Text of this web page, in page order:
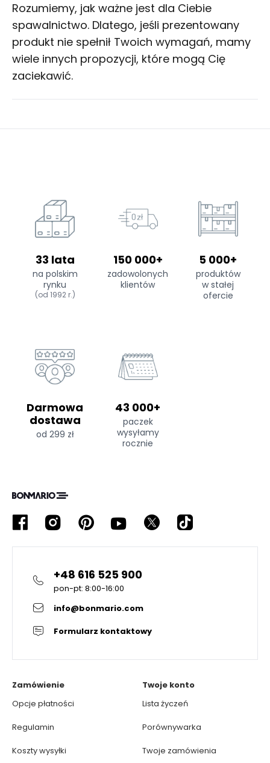
Rozumiemy, jak ważne jest dla Ciebie
spawalnictwo. Dlatego, jeśli prezentowany
produkt nie spełnił Twoich wymagań, mamy
wiele innych propozycji, które mogą Cię
zaciekawić.
33 lata
na polskim
rynku
(od 1992 r.)
150 000+
zadowolonych
klientów
5 000+
produktów
w stałej
ofercie
Darmowa
dostawa
od 299 zł
43 000+
paczek
wysyłamy
rocznie
+48 616 525 900
pon-pt: 8:00-16:00
info@bonmario.com
Formularz kontaktowy
Zamówienie
Opcje płatności
Regulamin
Koszty wysyłki
Twoje konto
Lista życzeń
Porównywarka
Twoje zamówienia